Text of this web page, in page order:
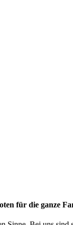
für die ganze